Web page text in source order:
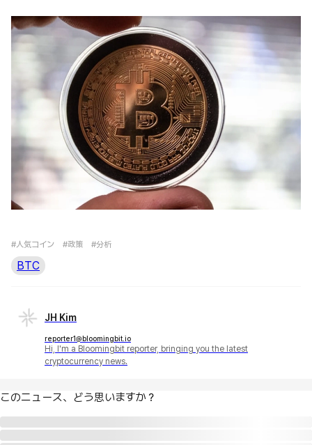
#人気コイン #政策 #分析
BTC
JH Kim
reporter1@bloomingbit.io
Hi, I'm a Bloomingbit reporter, bringing you the latest
cryptocurrency news.
このニュース、どう思いますか？